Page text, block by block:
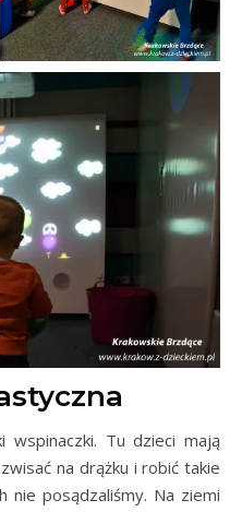
Tu dzieci mają
na drążku i robić takie
nie posądzaliśmy. Na ziemi